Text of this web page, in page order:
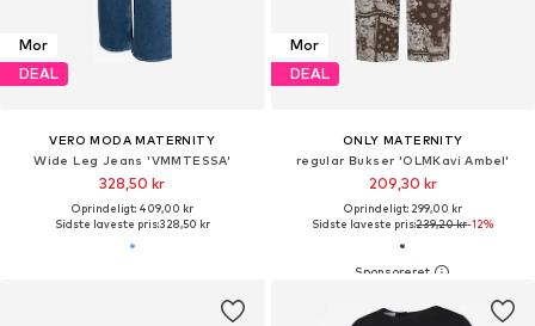
Mor
DEAL
VERO MODA MATERNITY
Wide Leg Jeans 'VMMTESSA'
328,50 kr
Oprindeligt: 409,00 kr
Sidste laveste pris:328,50 kr
Mor
DEAL
ONLY MATERNITY
regular Bukser 'OLMKavi Ambel'
209,30 kr
Oprindeligt: 299,00 kr
Sidste laveste pris:239,20 kr-12%